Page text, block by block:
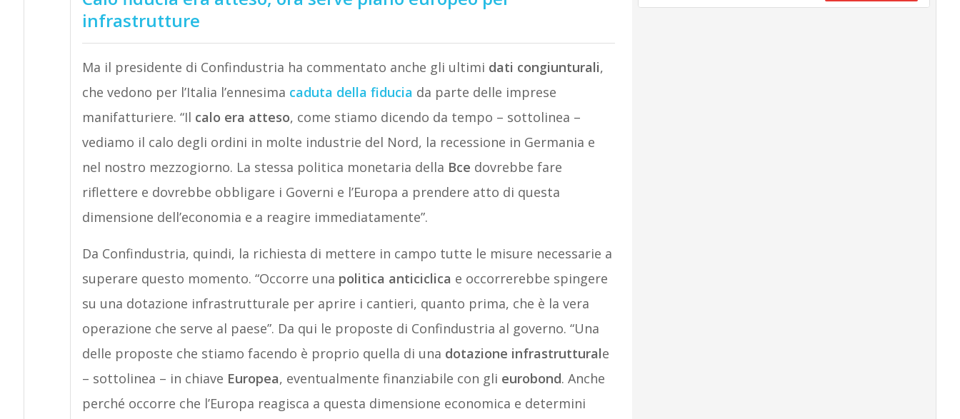
infrastrutture
Ma il presidente di Confindustria ha commentato anche gli ultimi dati congiunturali,
che vedono per l’Italia l’ennesima caduta della fiducia da parte delle imprese
manifatturiere. “Il calo era atteso, come stiamo dicendo da tempo – sottolinea –
vediamo il calo degli ordini in molte industrie del Nord, la recessione in Germania e
nel nostro mezzogiorno. La stessa politica monetaria della Bce dovrebbe fare
riflettere e dovrebbe obbligare i Governi e l’Europa a prendere atto di questa
dimensione dell’economia e a reagire immediatamente”.
Da Confindustria, quindi, la richiesta di mettere in campo tutte le misure necessarie a
superare questo momento. “Occorre una politica anticiclica e occorrerebbe spingere
su una dotazione infrastrutturale per aprire i cantieri, quanto prima, che è la vera
operazione che serve al paese”. Da qui le proposte di Confindustria al governo. “Una
delle proposte che stiamo facendo è proprio quella di una dotazione infrastrutturale
– sottolinea – in chiave Europea, eventualmente finanziabile con gli eurobond. Anche
perché occorre che l’Europa reagisca a questa dimensione economica e determini